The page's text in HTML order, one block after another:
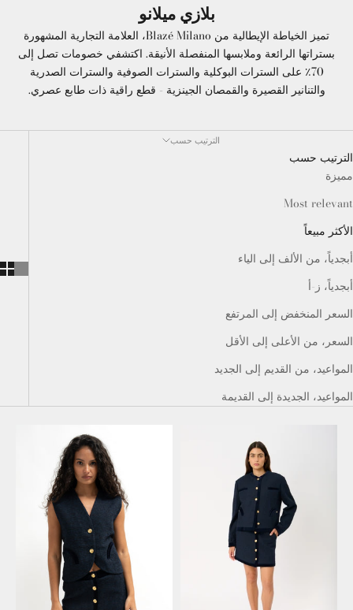
بلازي ميلانو
تميز الخياطة الإيطالية من Blazé Milano، العلامة التجارية المشهورة
بستراتها الرائعة وملابسها المنفصلة الأنيقة. اكتشفي خصومات تصل إلى
70٪ على السترات البوكلية والسترات الصوفية والسترات الصدرية
والتنانير القصيرة والقمصان الجينزية - قطع راقية ذات طابع عصري.
الترتيب حسب
الترتيب حسب
مميزة
Most relevant
الأكثر مبيعاً
أبجدياً، من الألف إلى الياء
أبجدياً، ز-أ
السعر المنخفض إلى المرتفع
السعر، من الأعلى إلى الأقل
المواعيد، من القديم إلى الجديد
المواعيد، الجديدة إلى القديمة